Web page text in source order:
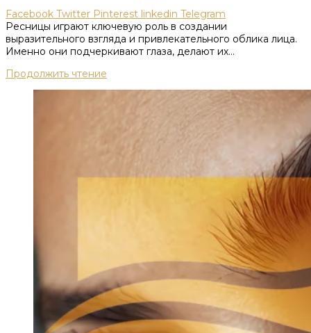
Facebook Twitter Pinterest linkedin Telegram
Ресницы играют ключевую роль в создании
выразительного взгляда и привлекательного облика лица.
Именно они подчеркивают глаза, делают их...
Продолжить чтение